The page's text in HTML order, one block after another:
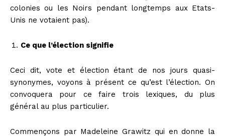
colonies ou les Noirs pendant longtemps aux Etats-
Unis ne votaient pas).
Ce que l’élection signifie
Ceci dit, vote et élection étant de nos jours quasi-
synonymes, voyons à présent ce qu’est l’élection. On
convoquera pour ce faire trois lexiques, du plus
général au plus particulier.
Commençons par Madeleine Grawitz qui en donne la